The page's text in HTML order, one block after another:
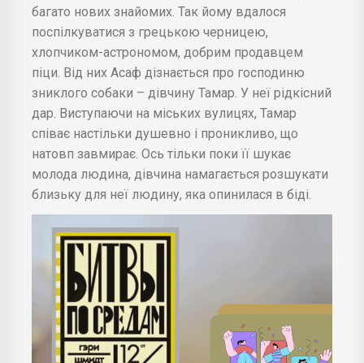
багато нових знайомих. Так йому вдалося
поспілкуватися з грецькою черницею,
хлопчиком-астрономом, добрим продавцем
піци. Від них Асаф дізнається про господиню
зниклого собаки – дівчину Тамар. У неї рідкісний
дар. Виступаючи на міських вулицях, Тамар
співає настільки душевно і проникливо, що
натовп завмирає. Ось тільки поки її шукає
молода людина, дівчина намагається розшукати
близьку для неї людину, яка опинилася в біді.